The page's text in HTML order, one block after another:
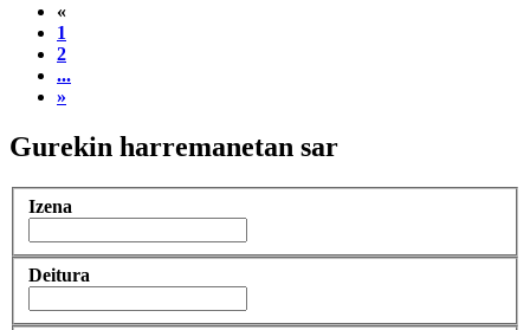
«
1
2
...
»
Gurekin harremanetan sar
Izena
Deitura